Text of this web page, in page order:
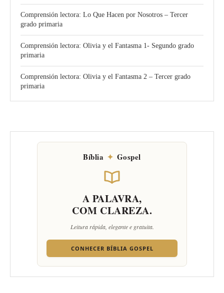
Comprensión lectora: Lo Que Hacen por Nosotros – Tercer
grado primaria
Comprensión lectora: Olivia y el Fantasma 1- Segundo grado
primaria
Comprensión lectora: Olivia y el Fantasma 2 – Tercer grado
primaria
Bíblia ✦ Gospel
A PALAVRA,
COM CLAREZA.
Leitura rápida, elegante e gratuita.
CONHECER BÍBLIA GOSPEL